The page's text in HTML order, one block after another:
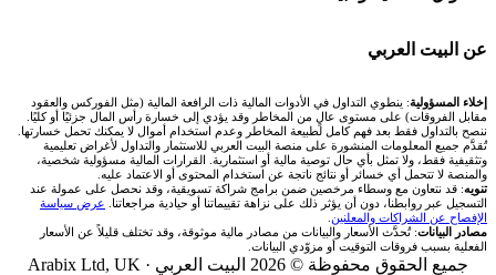
اكس تي بي XTB
انتراكتيف بروكرز IBKR
شركات تداول في الأردن
شركات تداول في العراق
شركات تداول في فلسطين
🇪🇬 البورصة المصرية
🇶🇦 بورصة قطر
🇯🇴 بورصة عمّان
🇧🇭 بورصة البحرين
🧮 حاسبة حجم اللوت
📊 حاسبة قيمة النقطة
💰 حاسبة ربح الفوركس
📌 حاسبة النقاط المحورية
📏 حاسبة حجم المركز
🏆 لوحة المحلّلين
✍️ اكتب تحليلك
🌐 المؤشرات العالمية
🥇 سعر الذهب اليوم
🥇 أسعار الذهب والمعادن
💱 أسعار العملات والفوركس
💵 سعر الريال السعودي في مصر
عن البيت العربي
من نحن
تواصل معنا
فريق المؤلفين
مقالات تعليمية
إخلاء المسؤولية: ينطوي التداول في الأدوات المالية ذات الرافعة المالية (مثل الفوركس والعقود
مقابل الفروقات) على مستوى عالٍ من المخاطر وقد يؤدي إلى خسارة رأس المال جزئيًا أو كليًا.
ننصح بالتداول فقط بعد فهم كامل لطبيعة المخاطر وعدم استخدام أموال لا يمكنك تحمل خسارتها.
تُقدَّم جميع المعلومات المنشورة على منصة البيت العربي للاستثمار والتداول لأغراض تعليمية
وتثقيفية فقط، ولا تمثل بأي حال توصية مالية أو استثمارية. القرارات المالية مسؤولية شخصية،
والمنصة لا تتحمل أي خسائر أو نتائج ناتجة عن استخدام المحتوى أو الاعتماد عليه.
تنويه: قد نتعاون مع وسطاء مرخصين ضمن برامج شراكة تسويقية، وقد نحصل على عمولة عند
التسجيل عبر روابطنا، دون أن يؤثر ذلك على نزاهة تقييماتنا أو حيادية مراجعاتنا. عرض سياسة
الإفصاح عن الشراكات والمعلنين
مصادر البيانات: تُحدَّث الأسعار والبيانات من مصادر مالية موثوقة، وقد تختلف قليلاً عن الأسعار
الفعلية بسبب فروقات التوقيت أو مزوّدي البيانات.
جميع الحقوق محفوظة © 2026 البيت العربي · Arabix Ltd, UK